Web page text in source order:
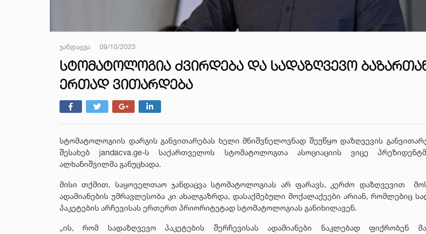
ჯანდაცვა 09/10/2023
ᲡᲢᲝᲛᲐᲢᲝᲚᲝᲒᲘᲐ ᲫᲕᲘᲠᲓᲔᲑᲐ ᲓᲐ ᲡᲐᲓᲐᲖᲦᲕᲔᲕᲝ
ᲔᲠᲗᲐᲓ ᲕᲘᲗᲐᲠᲓᲔᲑᲐ
სტომატოლოგიის დარგის განვითარებას ხელი მნიშვნელოვნად შეუწყო დაზღვევის
შესახებ jandacva.ge-ს საქართველოს სტომატოლოგთა ასოციაციის ვიცე
ალხანიშვილმა განუცხადა.
მისი თქმით, საყოველთაო ჯანდაცვა სტომატოლოგიას არ ფარავს, კერძო დაზღვევით
ადამიანების უმრავლესობა კი ახალგაზრდა, დასაქმებული მოქალაქეები არიან, რომლებიც
პაკეტების არჩევისას ერთერთ პრიორიტეტად სტომატოლოგიას განიხილავენ.
„ის, რომ სადაზღვევო პაკეტების შერჩევისას ადამიანები ნაკლებად ფიქრობენ